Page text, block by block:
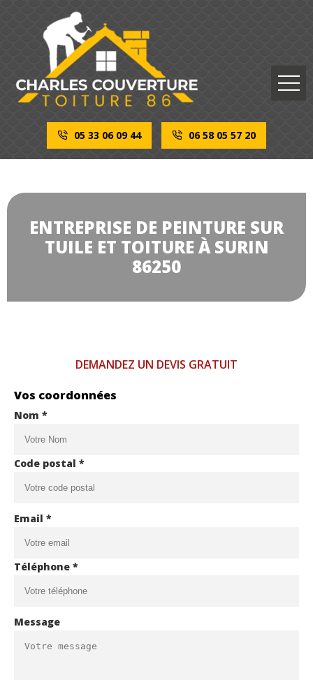
05 33 06 09 44 06 58 05 57 20
ENTREPRISE DE PEINTURE SUR
TUILE ET TOITURE À SURIN
86250
DEMANDEZ UN DEVIS GRATUIT
Vos coordonnées
Nom *
Code postal *
Email *
Téléphone *
Message